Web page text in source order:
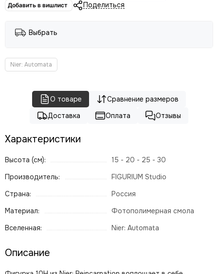
Добавить в вишлист Поделиться
Выбрать
Nier: Automata
О товаре
Сравнение размеров
Доставка
Оплата Отзывы
Характеристики
Высота (см):
15 - 20 - 25 - 30
Производитель:
FIGURIUM Studio
Страна:
Россия
Материал:
Фотополимерная смола
Вселенная:
Nier: Automata
Описание